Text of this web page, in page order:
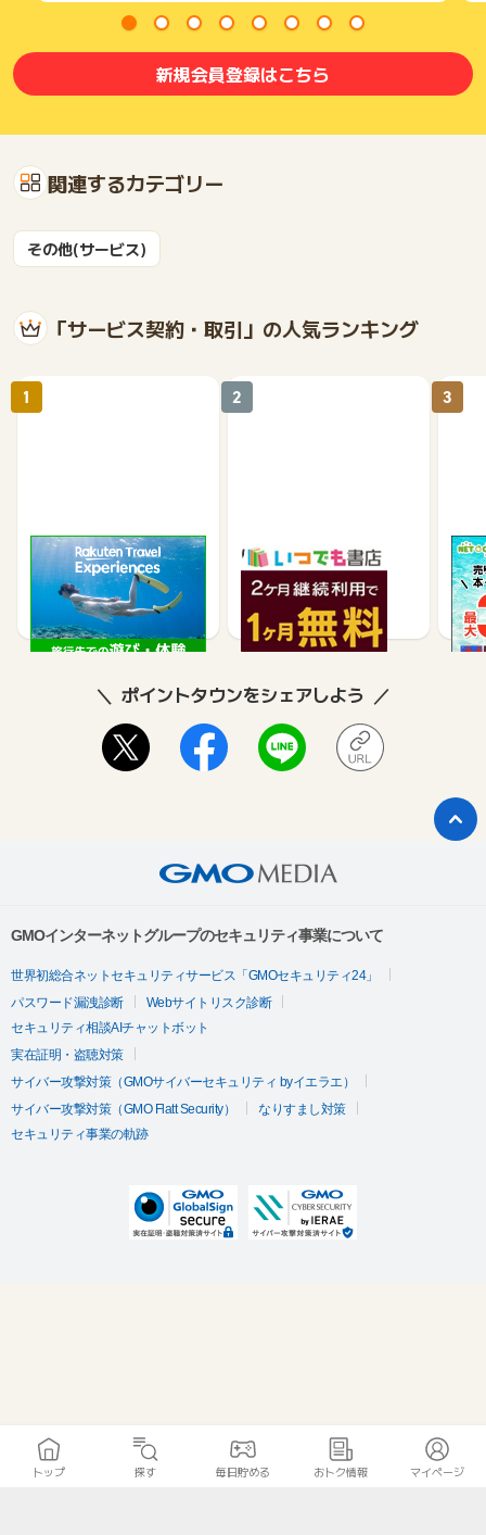
新規会員登録はこちら
関連するカテゴリー
その他(サービス)
「サービス契約・取引」の人気ランキング
楽天トラベル観光体験
2.5%
1
いつでも書店
990
2
【
買取
3
ポイントタウンをシェアしよう
GMOインターネットグループのセキュリティ事業について
世界初総合ネットセキュリティサービス「GMOセキュリティ24」
パスワード漏洩診断
Webサイトリスク診断
セキュリティ相談AIチャットボット
実在証明・盗聴対策
サイバー攻撃対策（GMOサイバーセキュリティ byイエラエ）
サイバー攻撃対策（GMO Flatt Security）
なりすまし対策
セキュリティ事業の軌跡
トップ 探す 毎日貯める おトク情報 マイページ